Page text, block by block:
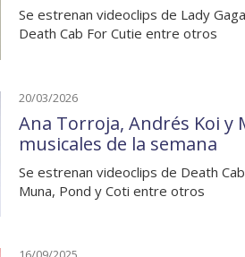
Se estrenan videoclips de Lady
Death Cab For Cutie entre otros
20/03/2026
Ana Torroja, Andrés Koi y
musicales de la semana
Se estrenan videoclips de Death
Muna, Pond y Coti entre otros